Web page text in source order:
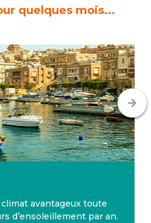
quelques mois...
avantageux toute
d’ensoleillement par an.